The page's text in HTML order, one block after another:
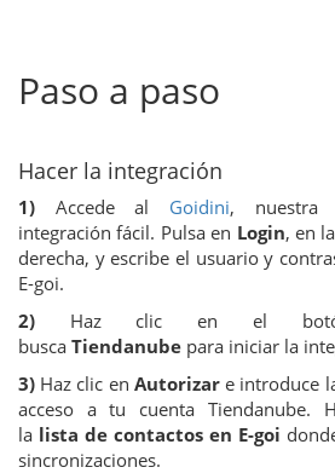
Paso a paso
Hacer la integración
1) Accede al Goidini, nuestra
integración fácil. Pulsa en Login, en
derecha, y escribe el usuario y
E-goi.
2) Haz clic en el
busca Tiendanube para iniciar la
3) Haz clic en Autorizare introduce
acceso a tu cuenta Tiendanube.
la lista de contactos en E-goi
sincronizaciones.